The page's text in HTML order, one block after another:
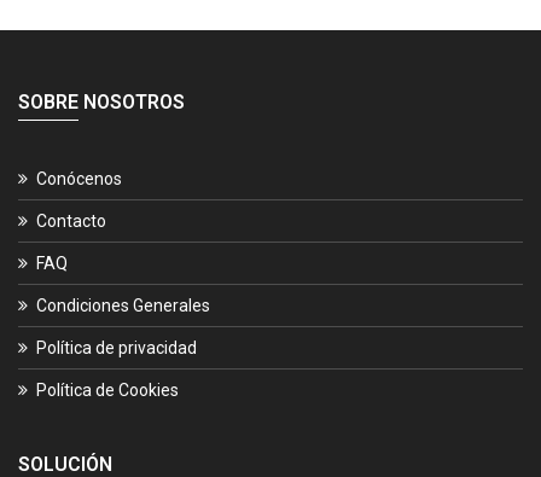
SOBRE NOSOTROS
Conócenos
Contacto
FAQ
Condiciones Generales
Política de privacidad
Política de Cookies
SOLUCIÓN